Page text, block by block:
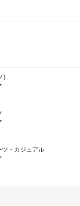
)
ツ・カジュアル